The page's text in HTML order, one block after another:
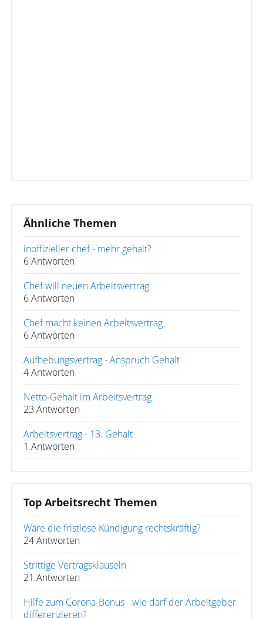
Ähnliche Themen
inoffizieller chef - mehr gehalt?
6 Antworten
Chef will neuen Arbeitsvertrag
6 Antworten
Chef macht keinen Arbeitsvertrag
6 Antworten
Aufhebungsvertrag - Anspruch Gehalt
4 Antworten
Netto-Gehalt im Arbeitsvertrag
23 Antworten
Arbeitsvertrag - 13. Gehalt
1 Antworten
Top Arbeitsrecht Themen
Wäre die fristlose Kündigung rechtskräftig?
24 Antworten
Strittige Vertragsklauseln
21 Antworten
Hilfe zum Corona-Bonus - wie darf der Arbeitgeber
differenzieren?